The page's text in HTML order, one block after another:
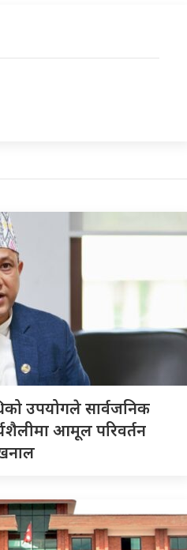
उपयोगले सार्वजनिक
आमूल परिवर्तन